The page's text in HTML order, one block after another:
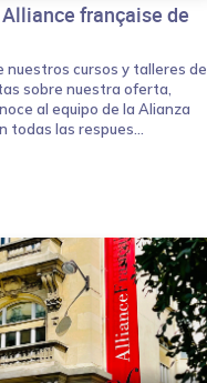
française de
nuestros cursos y talleres de
sobre nuestra oferta,
al equipo de la Alianza
las respues...